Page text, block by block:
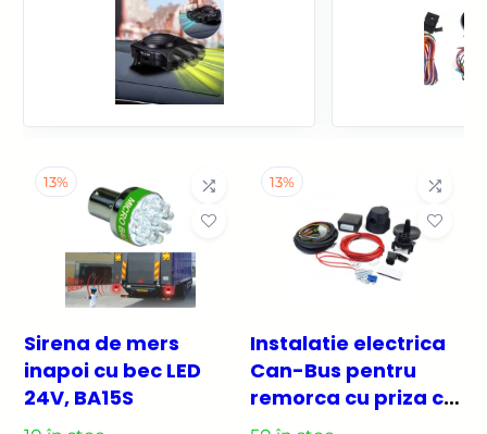
13%
Sirena de mers
inapoi cu bec LED
24V, BA15S
13%
Instalatie electrica
Can-Bus pentru
remorca cu priza cu
7 pini universala